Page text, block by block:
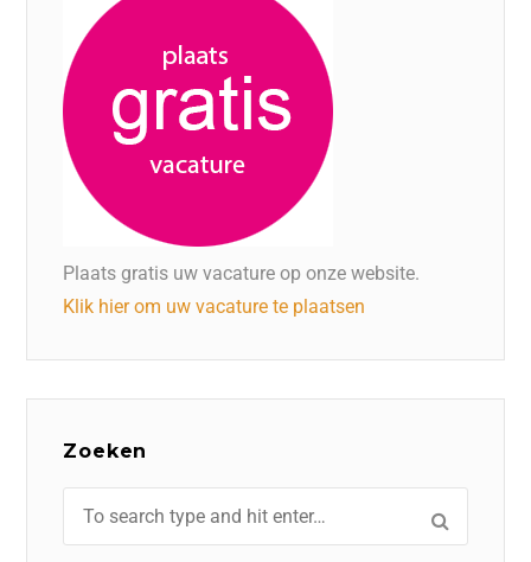
Plaats gratis uw vacature op onze website.
Klik hier om uw vacature te plaatsen
Zoeken